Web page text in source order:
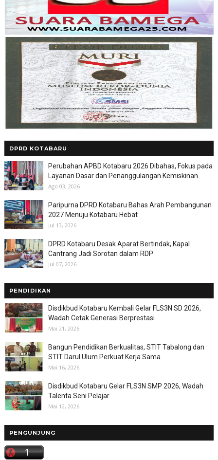
DPRD KOTABARU
Perubahan APBD Kotabaru 2026 Dibahas, Fokus pada
Layanan Dasar dan Penanggulangan Kemiskinan
Ago 03, 2026
Paripurna DPRD Kotabaru Bahas Arah Pembangunan
2027 Menuju Kotabaru Hebat
Jul 13, 2026
DPRD Kotabaru Desak Aparat Bertindak, Kapal
Cantrang Jadi Sorotan dalam RDP
Jul 07, 2026
PENDIDIKAN
Disdikbud Kotabaru Kembali Gelar FLS3N SD 2026,
Wadah Cetak Generasi Berprestasi
Mai 21, 2026
Bangun Pendidikan Berkualitas, STIT Tabalong dan
STIT Darul Ulum Perkuat Kerja Sama
Mai 16, 2026
Disdikbud Kotabaru Gelar FLS3N SMP 2026, Wadah
Talenta Seni Pelajar
Mai 12, 2026
PENGUNJUNG